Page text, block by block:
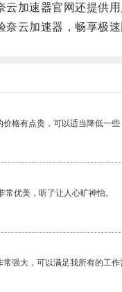
速器官网还提供用
云加速器，畅享极速
格有点贵，可以适当降低一些
常优美，听了让人心旷神怡。
强大，可以满足我所有的工作